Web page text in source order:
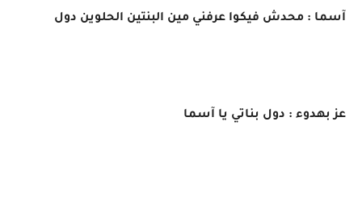
آسما : محدش فيكوا عرفني مين البنتين الحلوين دول
عز بهدوء : دول بناتي يا آسما